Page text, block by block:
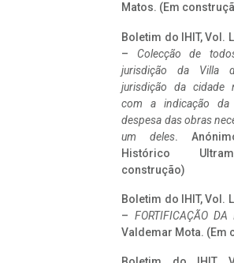
Matos. (Em
Boletim do IHIT, Vol.
– Colecção de
jurisdição da Villa
jurisdição da cidade
com a indicação da
despesa das obras
um deles.
Histórico
construção)
Boletim do IHIT, Vol.
– FORTIFICAÇÃO DA
Valdemar Mota. (Em